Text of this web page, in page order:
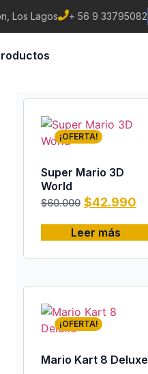
Los Lagos + 56 9 33795082
¡OFERTA!
Super Mario 3D
World
$60.000 $42.990
Leer más
¡OFERTA!
Mario Kart 8 Deluxe